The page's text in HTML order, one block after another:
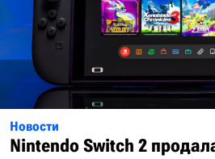
Новости
Nintendo Switch 2